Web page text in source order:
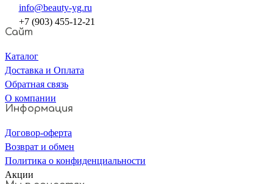
info@beauty-yg.ru
+7 (903) 455-12-21
Сайт
Каталог
Доставка и Оплата
Обратная связь
О компании
Информация
Договор-оферта
Возврат и обмен
Политика о конфиденциальности
Акции